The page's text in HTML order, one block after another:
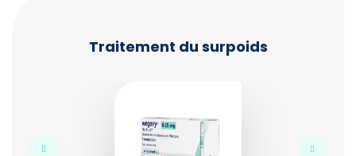
Traitement du surpoids